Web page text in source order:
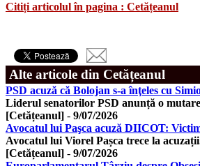
Citiți articolul în pagina : Cetățeanul
Alte articole din Cetățeanul
PSD acuză că Bolojan s-a înţeles cu
Liderul senatorilor PSD anunță o
[Cetățeanul] - 9/07/2026
Avocatul lui Paşca acuză DIICOT:
Avocatul lui Viorel Pașca trece la
[Cetățeanul] - 9/07/2026